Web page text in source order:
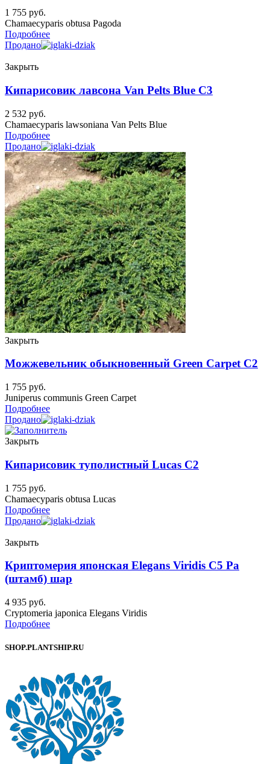
1 755 руб.
Chamaecyparis obtusa Pagoda
Подробнее
Продано
Закрыть
Кипарисовик лавсона Van Pelts Blue C3
2 532 руб.
Chamaecyparis lawsoniana Van Pelts Blue
Подробнее
Продано
Закрыть
Можжевельник обыкновенный Green Carpet C2
1 755 руб.
Juniperus communis Green Carpet
Подробнее
Продано
Закрыть
Кипарисовик туполистный Lucas C2
1 755 руб.
Chamaecyparis obtusa Lucas
Подробнее
Продано
Закрыть
Криптомерия японская Elegans Viridis C5 Ра
(штамб) шар
4 935 руб.
Cryptomeria japonica Elegans Viridis
Подробнее
SHOP.PLANTSHIP.RU